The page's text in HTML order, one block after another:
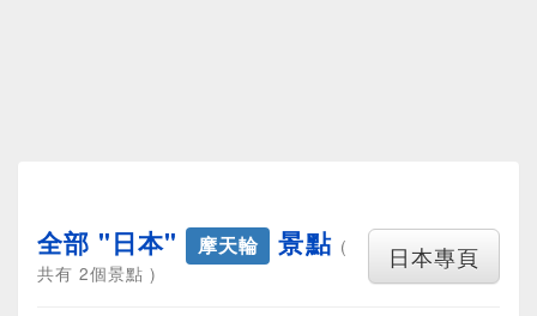
日本專頁
全部 "日本" 摩天輪 景點 (
共有 2個景點 )